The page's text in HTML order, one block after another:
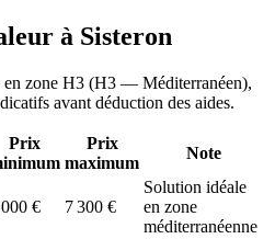
à Sisteron
en zone H3 (H3 — Méditerranéen),
avant déduction des aides.
Prix
Prix
maximum
Note
€ 7 300 €
Solution idéale
en zone
méditerranéenne